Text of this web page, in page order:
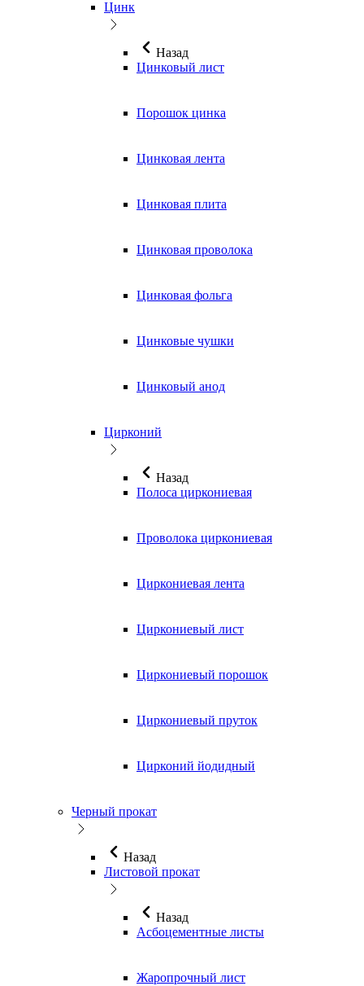
Цинк
Назад
Цинковый лист
Порошок цинка
Цинковая лента
Цинковая плита
Цинковая проволока
Цинковая фольга
Цинковые чушки
Цинковый анод
Цирконий
Назад
Полоса циркониевая
Проволока циркониевая
Циркониевая лента
Циркониевый лист
Циркониевый порошок
Циркониевый пруток
Цирконий йодидный
Черный прокат
Назад
Листовой прокат
Назад
Асбоцементные листы
Жаропрочный лист